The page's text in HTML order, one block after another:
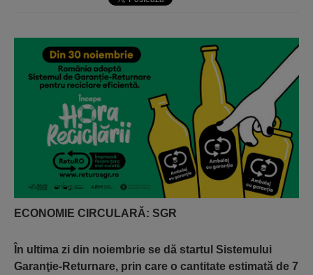
ECONOMIE CIRCULARĂ: SGR
În ultima zi din noiembrie se dă startul Sistemului
Garanţie-Returnare, prin care o cantitate estimată de 7